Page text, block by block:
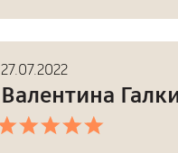
27.07.2022
Валентина